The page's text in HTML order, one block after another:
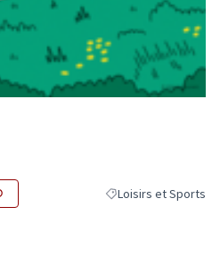
Filtrer les résultats
Loisirs et Sports